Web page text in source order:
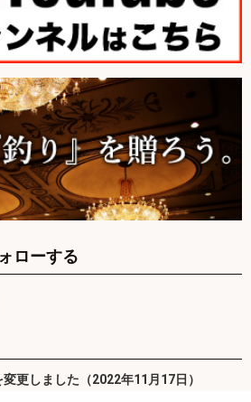
ローする
更しました（2022年11月17日）